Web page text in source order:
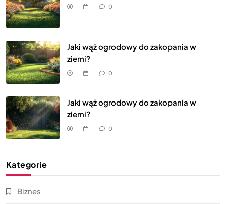
0
Jaki wąż ogrodowy do zakopania w
ziemi?
0
Jaki wąż ogrodowy do zakopania w
ziemi?
0
Kategorie
Biznes